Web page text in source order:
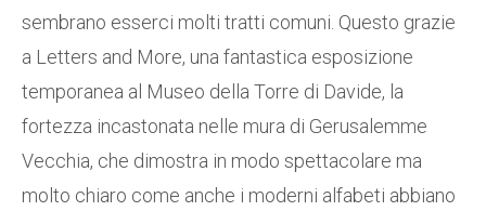
sembrano esserci molti tratti comuni. Questo grazie
a Letters and More, una fantastica esposizione
temporanea al Museo della Torre di Davide, la
fortezza incastonata nelle mura di Gerusalemme
Vecchia, che dimostra in modo spettacolare ma
molto chiaro come anche i moderni alfabeti abbiano